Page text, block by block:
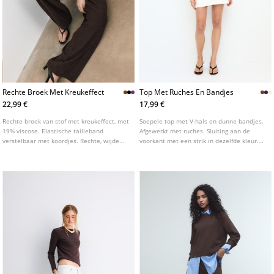
Rechte Broek Met Kreukeffect
22,99 €
Rechte broek van stof met kreukeffect, met
19% viscose. Elastische tailleband
verstelbaar met koordjes. Rechte, wijde
Top Met Ruches En Bandjes
17,99 €
Soepele top met V-hals en dunne bandjes.
Afgewerkt met ruches. Sluiting aan de
voorkant met een strik in dezelfde kleur.